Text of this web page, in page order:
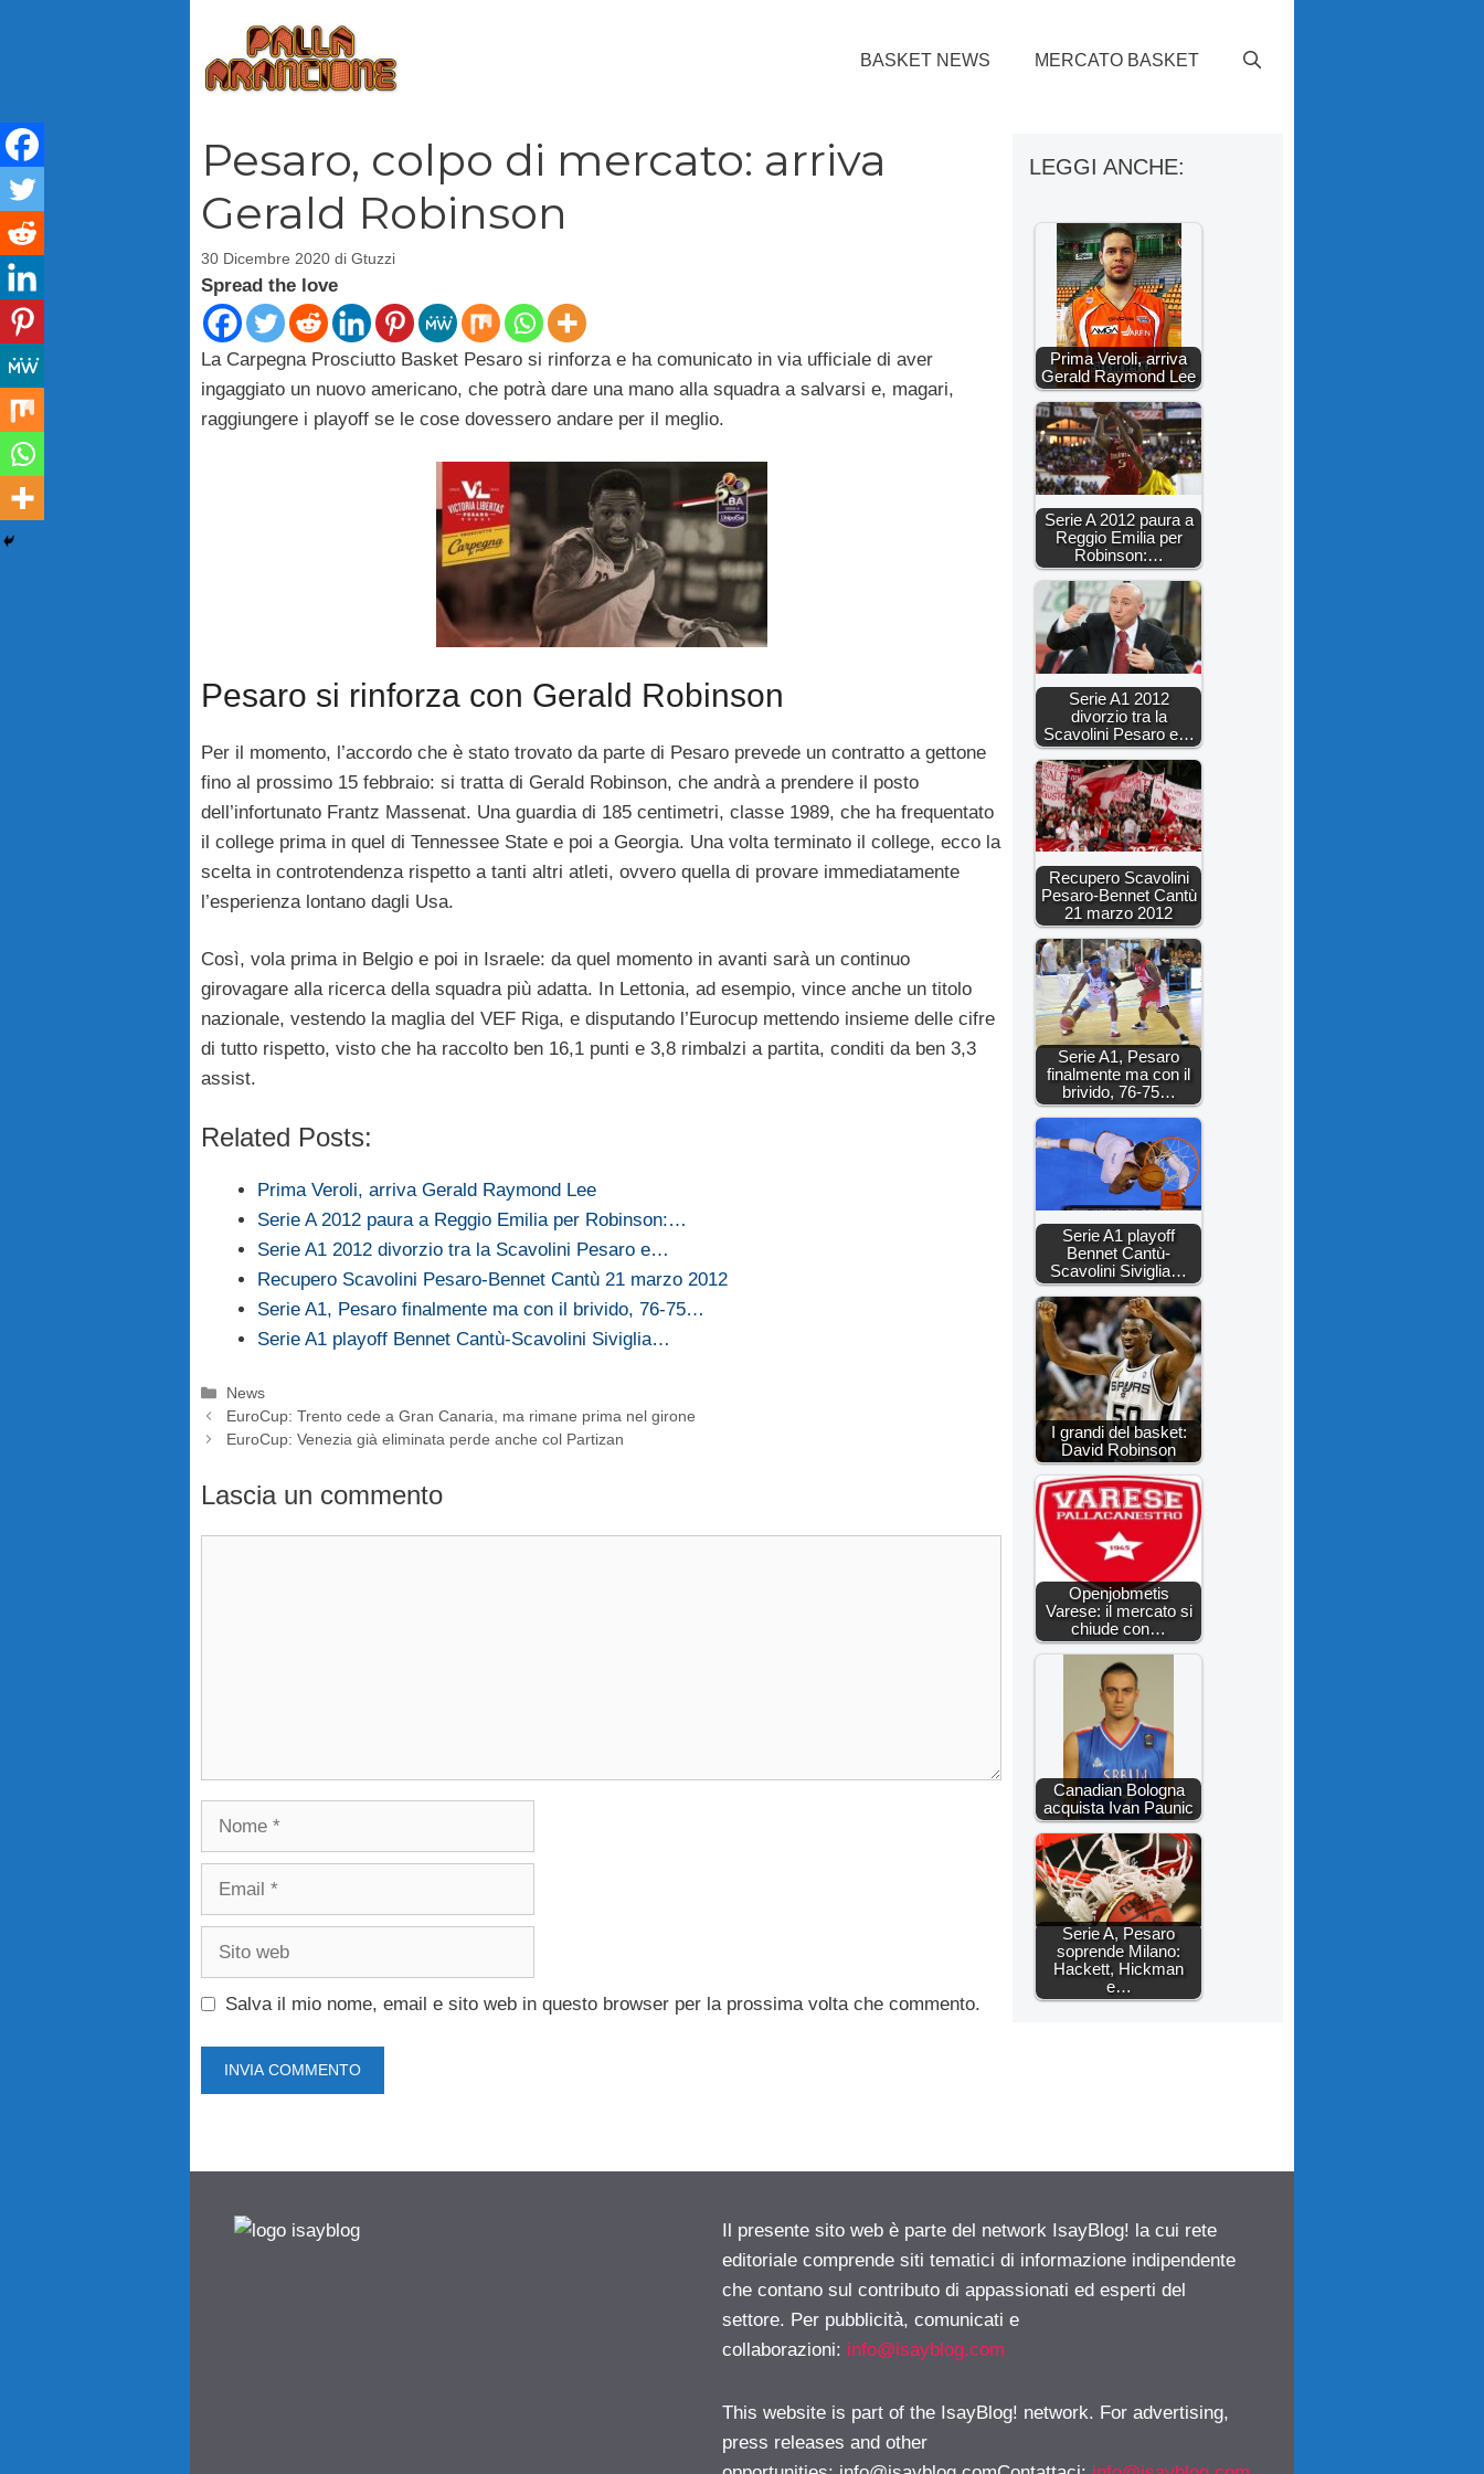
BASKET NEWS MERCATO BASKET
Pesaro, colpo di mercato: arriva
Gerald Robinson
30 Dicembre 2020 di Gtuzzi
Spread the love
La Carpegna Prosciutto Basket Pesaro si rinforza e ha comunicato in via ufficiale di aver
ingaggiato un nuovo americano, che potrà dare una mano alla squadra a salvarsi e, magari,
raggiungere i playoff se le cose dovessero andare per il meglio.
Pesaro si rinforza con Gerald Robinson
Per il momento, l’accordo che è stato trovato da parte di Pesaro prevede un contratto a gettone
fino al prossimo 15 febbraio: si tratta di Gerald Robinson, che andrà a prendere il posto
dell’infortunato Frantz Massenat. Una guardia di 185 centimetri, classe 1989, che ha frequentato
il college prima in quel di Tennessee State e poi a Georgia. Una volta terminato il college, ecco la
scelta in controtendenza rispetto a tanti altri atleti, ovvero quella di provare immediatamente
l’esperienza lontano dagli Usa.
Così, vola prima in Belgio e poi in Israele: da quel momento in avanti sarà un continuo
girovagare alla ricerca della squadra più adatta. In Lettonia, ad esempio, vince anche un titolo
nazionale, vestendo la maglia del VEF Riga, e disputando l’Eurocup mettendo insieme delle cifre
di tutto rispetto, visto che ha raccolto ben 16,1 punti e 3,8 rimbalzi a partita, conditi da ben 3,3
assist.
Related Posts:
Prima Veroli, arriva Gerald Raymond Lee
Serie A 2012 paura a Reggio Emilia per Robinson:…
Serie A1 2012 divorzio tra la Scavolini Pesaro e…
Recupero Scavolini Pesaro-Bennet Cantù 21 marzo 2012
Serie A1, Pesaro finalmente ma con il brivido, 76-75…
Serie A1 playoff Bennet Cantù-Scavolini Siviglia…
Categorie
News
EuroCup: Trento cede a Gran Canaria, ma rimane prima nel girone
EuroCup: Venezia già eliminata perde anche col Partizan
Lascia un commento
Nome
Email
Sito
Salva il mio nome, email e sito web in questo browser per la prossima volta che commento.
LEGGI ANCHE:
Prima Veroli, arriva
Gerald Raymond Lee
Serie A 2012 paura a
Reggio Emilia per
Robinson:…
Serie A1 2012
divorzio tra la
Scavolini Pesaro e…
Recupero Scavolini
Pesaro-Bennet Cantù
21 marzo 2012
Serie A1, Pesaro
finalmente ma con il
brivido, 76-75…
Serie A1 playoff
Bennet Cantù-
Scavolini Siviglia…
I grandi del basket:
David Robinson
Openjobmetis
Varese: il mercato si
chiude con…
Canadian Bologna
acquista Ivan Paunic
Serie A, Pesaro
soprende Milano:
Hackett, Hickman
e…
Il presente sito web è parte del network IsayBlog! la cui rete
editoriale comprende siti tematici di informazione indipendente
che contano sul contributo di appassionati ed esperti del
settore. Per pubblicità, comunicati e
collaborazioni: info@isayblog.com
This website is part of the IsayBlog! network. For advertising,
press releases and other